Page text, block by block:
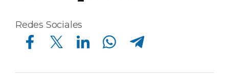
Redes Sociales
Compartir en Facebook Compartir en Twitter Compartir en Linkedin Compartir en Whatsapp Compartir en Telegram